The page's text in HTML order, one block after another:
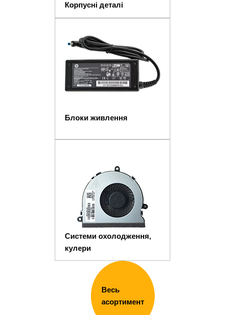
Корпусні деталі
Блоки живлення
Системи охолодження,
кулери
Весь
асортимент